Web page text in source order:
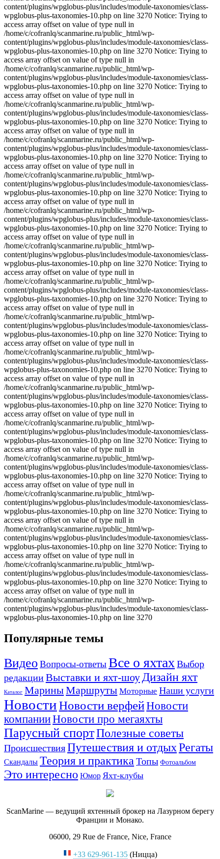
Популярные темы
Видео Вопросы-ответыВсе о яхтах Выбор
редакцииВыставки и яхт-шоу Дизайн яхт
Каталог МариныМаршруты Моторные Наши услуги
НовостиНовости верфейНовости
компанииНовости про мегаяхты
Парусный спортПолезные советы
ПроисшествияПутешествия и отдыхРегаты
Скандалы Теория и практика Топы Фотоальбом
Это интересно Юмор Яхт-клубы
ScanMarine — ведущий яхтенный брокер на Лазурном берегу
Франции и Монако.
06000, 29 Rue de France, Nice, France
+33 629-961-135(Ницца)